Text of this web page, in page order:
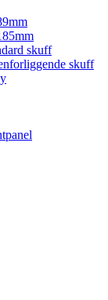
skuff
skuff